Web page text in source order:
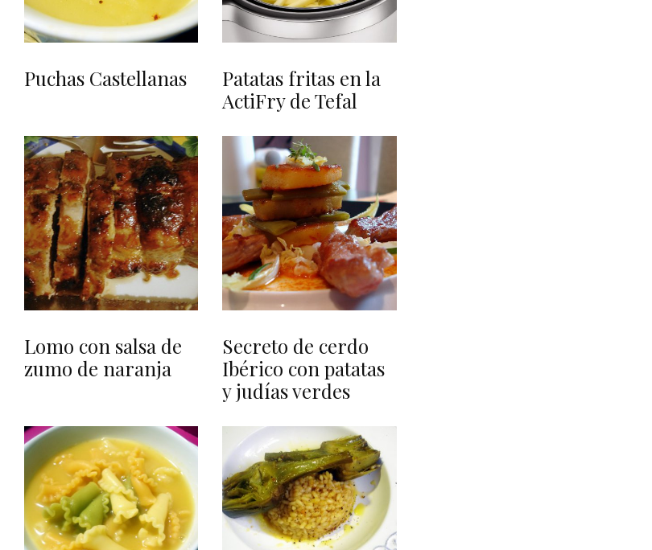
Puchas Castellanas
Patatas fritas en la
ActiFry de Tefal
Lomo con salsa de
zumo de naranja
Secreto de cerdo
Ibérico con patatas
y judías verdes